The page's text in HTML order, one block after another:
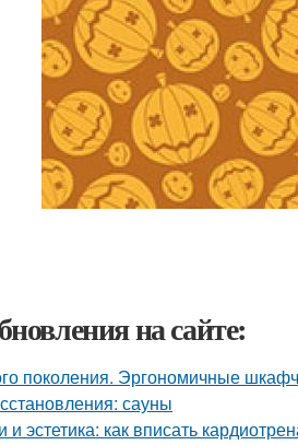
на сайте:
поколения. Эргономичные
сауны
эстетика: как вписать